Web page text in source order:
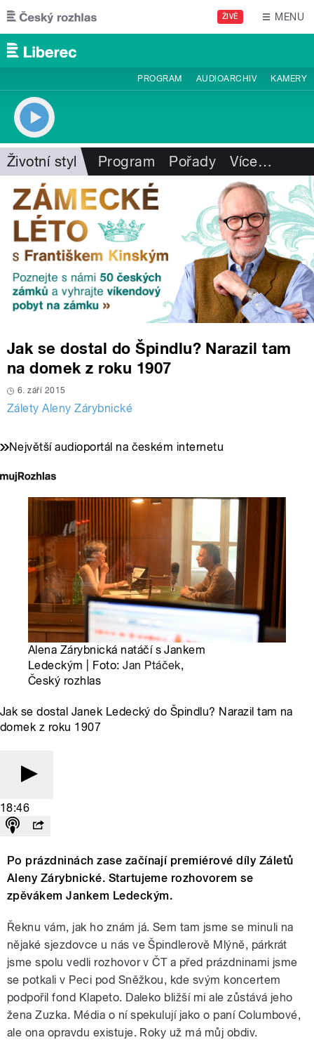
Přejít k hlavnímu obsahu
ŽIVĚ MENU
PROGRAM AUDIOARCHIV KAMERY
Životní styl Program Pořady Více…
Jak se dostal do Špindlu? Narazil tam
na domek z roku 1907
6. září 2015
Zálety Aleny Zárybnické
Největší audioportál na českém internetu
Alena Zárybnická natáčí s Jankem
Ledeckým | Foto:Jan Ptáček,
Český rozhlas
Jak se dostal Janek Ledecký do Špindlu? Narazil tam na
domek z roku 1907
18:46
Po prázdninách zase začínají premiérové díly Záletů
Aleny Zárybnické. Startujeme rozhovorem se
zpěvákem Jankem Ledeckým.
Řeknu vám, jak ho znám já. Sem tam jsme se minuli na
nějaké sjezdovce u nás ve Špindlerově Mlýně, párkrát
jsme spolu vedli rozhovor v ČT a před prázdninami jsme
se potkali v Peci pod Sněžkou, kde svým koncertem
podpořil fond Klapeto. Daleko bližší mi ale zůstává jeho
žena Zuzka. Média o ní spekulují jako o paní Columbové,
ale ona opravdu existuje. Roky už má můj obdiv.